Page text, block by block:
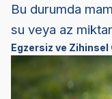
Bu durumda
su veya az
Egzersiz ve Zihinsel